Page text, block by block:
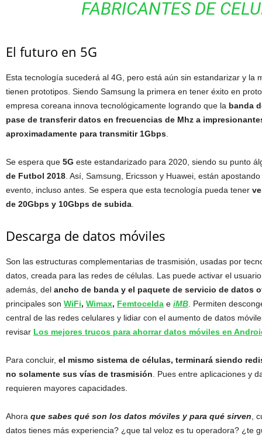
FABRICANTES DE
El futuro en 5G
Esta tecnología sucederá al 4G, pero está aún sin estandarizar y la
tienen prototipos. Siendo Samsung la primera en tener éxito en
empresa coreana innova tecnológicamente logrando que la banda
pase de transferir datos en frecuencias de Mhz a
aproximadamente para transmitir 1Gbps.
Se espera que 5G este estandarizado para 2020, siendo su punto
de Futbol 2018. Así, Samsung, Ericsson y Huawei, están
evento, incluso antes. Se espera que esta tecnología pueda tener
de 20Gbps y 10Gbps de subida.
Descarga de datos móviles
Son las estructuras complementarias de trasmisión, usadas por
datos, creada para las redes de células. Las puede activar el
además, del ancho de banda y el paquete de servicio de datos
principales son WiFi, Wimax, Femtocelda e iMB. Permiten
central de las redes celulares y lidiar con el aumento de datos
revisar Los mejores trucos para ahorrar datos móviles en
Para concluir, el mismo sistema de células, terminará siendo
no solamente sus vías de trasmisión. Pues entre aplicaciones y
requieren mayores capacidades.
Ahora que sabes qué son los datos móviles y para qué sirven,
datos tienes más experiencia? ¿que tal veloz es tu operadora? ¿te